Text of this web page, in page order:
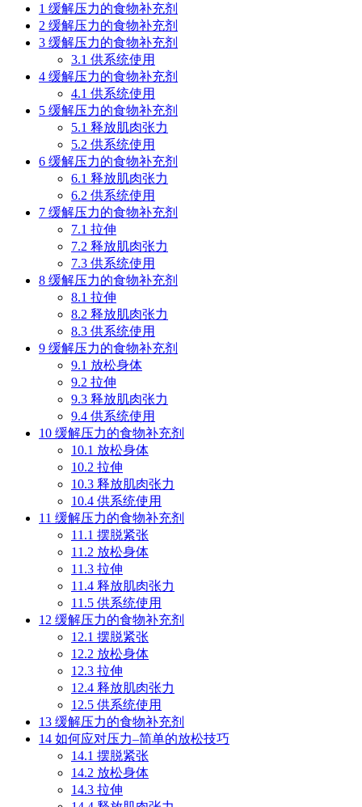
1 缓解压力的食物补充剂
2 缓解压力的食物补充剂
3 缓解压力的食物补充剂
3.1 供系统使用
4 缓解压力的食物补充剂
4.1 供系统使用
5 缓解压力的食物补充剂
5.1 释放肌肉张力
5.2 供系统使用
6 缓解压力的食物补充剂
6.1 释放肌肉张力
6.2 供系统使用
7 缓解压力的食物补充剂
7.1 拉伸
7.2 释放肌肉张力
7.3 供系统使用
8 缓解压力的食物补充剂
8.1 拉伸
8.2 释放肌肉张力
8.3 供系统使用
9 缓解压力的食物补充剂
9.1 放松身体
9.2 拉伸
9.3 释放肌肉张力
9.4 供系统使用
10 缓解压力的食物补充剂
10.1 放松身体
10.2 拉伸
10.3 释放肌肉张力
10.4 供系统使用
11 缓解压力的食物补充剂
11.1 摆脱紧张
11.2 放松身体
11.3 拉伸
11.4 释放肌肉张力
11.5 供系统使用
12 缓解压力的食物补充剂
12.1 摆脱紧张
12.2 放松身体
12.3 拉伸
12.4 释放肌肉张力
12.5 供系统使用
13 缓解压力的食物补充剂
14 如何应对压力–简单的放松技巧
14.1 摆脱紧张
14.2 放松身体
14.3 拉伸